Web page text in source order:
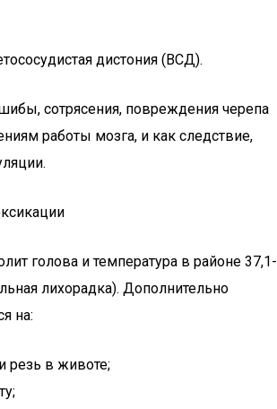
дистония (ВСД).
сотрясения, повреждения черепа
работы мозга, и как следствие,
голова и температура в районе 37,1-
лихорадка). Дополнительно
на:
резь в животе;